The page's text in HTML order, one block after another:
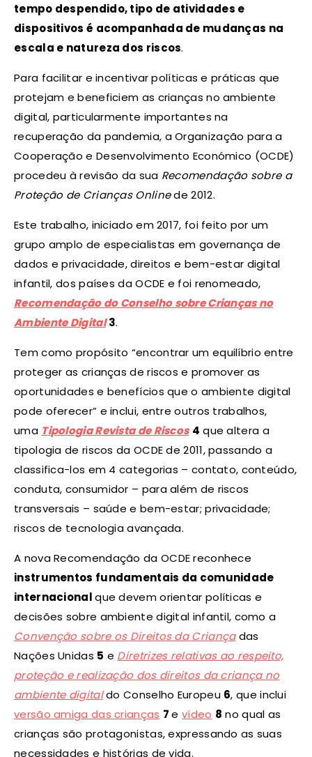
tempo despendido, tipo de atividades e
dispositivos é acompanhada de mudanças na
escala e natureza dos riscos.
Para facilitar e incentivar políticas e práticas que
protejam e beneficiem as crianças no ambiente
digital, particularmente importantes na
recuperação da pandemia, a Organização para a
Cooperação e Desenvolvimento Económico (OCDE)
procedeu à revisão da sua Recomendação sobre a
Proteção de Crianças Onlinede 2012.
Este trabalho, iniciado em 2017, foi feito por um
grupo amplo de especialistas em governança de
dados e privacidade, direitos e bem-estar digital
infantil, dos países da OCDE e foi renomeado,
Recomendação do Conselho sobre Crianças no
Ambiente Digital 3.
Tem como propósito “encontrar um equilíbrio entre
proteger as crianças de riscos e promover as
oportunidades e benefícios que o ambiente digital
pode oferecer” e inclui, entre outros trabalhos,
uma Tipologia Revista de Riscos 4 que altera a
tipologia de riscos da OCDE de 2011, passando a
classifica-los em 4 categorias – contato, conteúdo,
conduta, consumidor – para além de riscos
transversais – saúde e bem-estar; privacidade;
riscos de tecnologia avançada.
A nova Recomendação da OCDE reconhece
instrumentos fundamentais da comunidade
internacionalque devem orientar políticas e
decisões sobre ambiente digital infantil, como a
Convenção sobre os Direitos da Criançadas
Nações Unidas 5 e Diretrizes relativas ao respeito,
proteção e realização dos direitos da criança no
ambiente digitaldo Conselho Europeu 6, que inclui
versão amiga das crianças 7evídeo 8 no qual as
crianças são protagonistas, expressando as suas
necessidades e histórias de vida.